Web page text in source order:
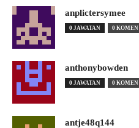
anplictersymee
0 JAWATAN 0 KOMEN
anthonybowden
0 JAWATAN 0 KOMEN
antje48q144